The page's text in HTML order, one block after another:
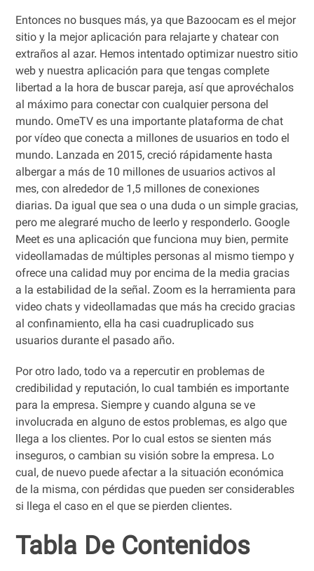
Entonces no busques más, ya que Bazoocam es el mejor
sitio y la mejor aplicación para relajarte y chatear con
extraños al azar. Hemos intentado optimizar nuestro sitio
web y nuestra aplicación para que tengas complete
libertad a la hora de buscar pareja, así que aprovéchalos
al máximo para conectar con cualquier persona del
mundo. OmeTV es una importante plataforma de chat
por vídeo que conecta a millones de usuarios en todo el
mundo. Lanzada en 2015, creció rápidamente hasta
albergar a más de 10 millones de usuarios activos al
mes, con alrededor de 1,5 millones de conexiones
diarias. Da igual que sea o una duda o un simple gracias,
pero me alegraré mucho de leerlo y responderlo. Google
Meet es una aplicación que funciona muy bien, permite
videollamadas de múltiples personas al mismo tiempo y
ofrece una calidad muy por encima de la media gracias
a la estabilidad de la señal. Zoom es la herramienta para
video chats y videollamadas que más ha crecido gracias
al confinamiento, ella ha casi cuadruplicado sus
usuarios durante el pasado año.
Por otro lado, todo va a repercutir en problemas de
credibilidad y reputación, lo cual también es importante
para la empresa. Siempre y cuando alguna se ve
involucrada en alguno de estos problemas, es algo que
llega a los clientes. Por lo cual estos se sienten más
inseguros, o cambian su visión sobre la empresa. Lo
cual, de nuevo puede afectar a la situación económica
de la misma, con pérdidas que pueden ser considerables
si llega el caso en el que se pierden clientes.
Tabla De Contenidos